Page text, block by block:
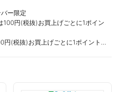
ー限定
100円(税抜)お買上げごとに1ポイン
円(税抜)お買上げごとに1ポイント進